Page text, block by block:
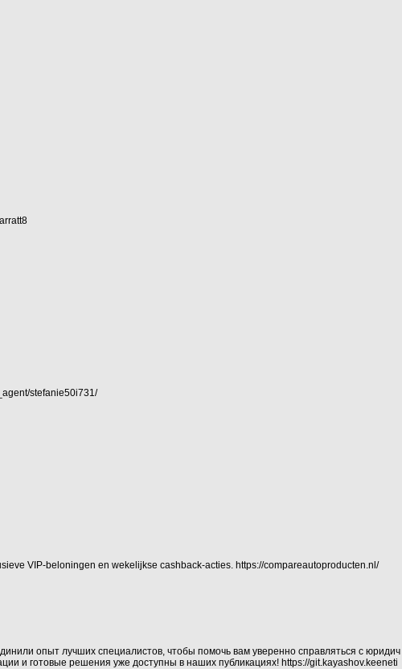
stefanie50i731/
VIP-beloningen en wekelijkse cashback-acties. https://compareautoproducten.nl/
опыт лучших специалистов, чтобы помочь вам уверенно справляться с юридич
и готовые решения уже доступны в наших публикациях! https://git.kayashov.keeneti